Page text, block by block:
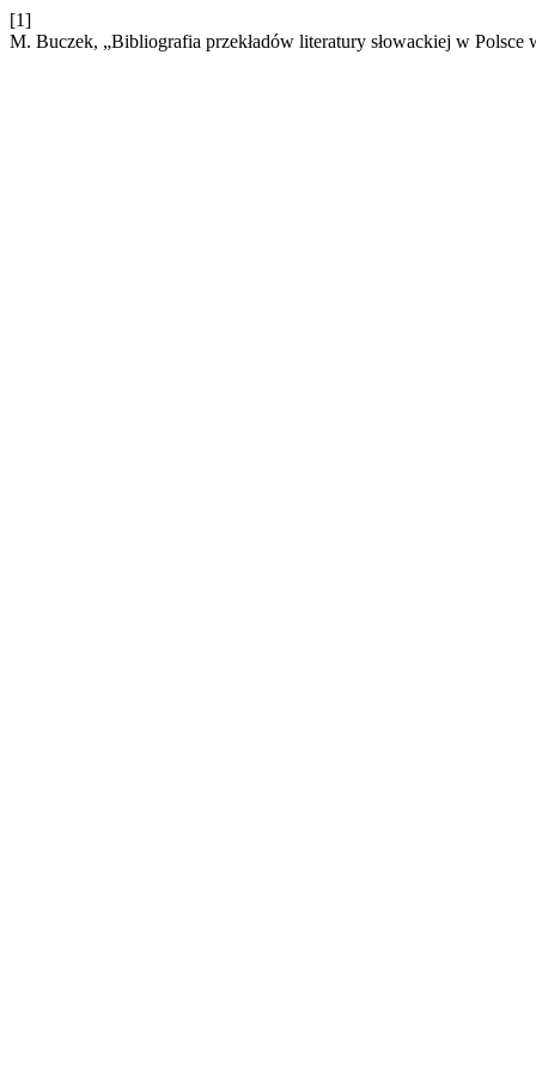
[1]
M. Buczek, „Bibliografia przekładów literatury słowackiej w Polsce